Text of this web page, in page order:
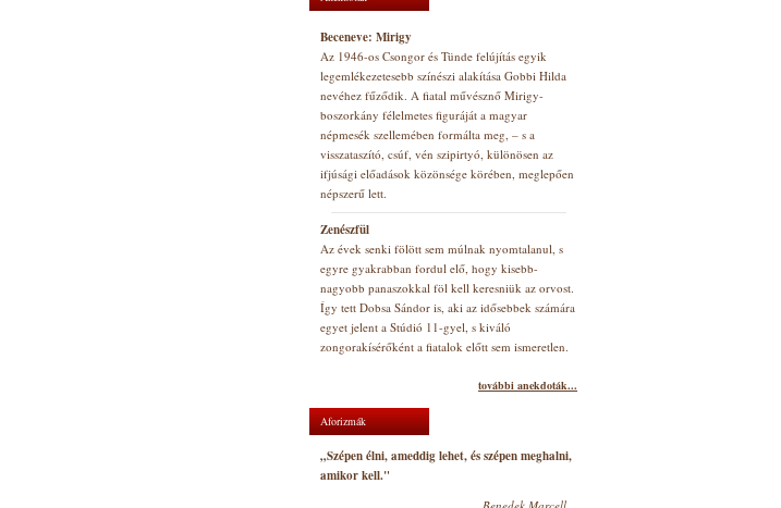
Beceneve: Mirigy
Az 1946-os Csongor és Tünde felújítás egyik
legemlékezetesebb színészi alakítása Gobbi Hilda
nevéhez fűződik. A fiatal művésznő Mirigy-
boszorkány félelmetes figuráját a magyar
népmesék szellemében formálta meg, – s a
visszataszító, csúf, vén szipirtyó, különösen az
ifjúsági előadások közönsége körében, meglepően
népszerű lett.
Zenészfül
Az évek senki fölött sem múlnak nyomtalanul, s
egyre gyakrabban fordul elő, hogy kisebb-
nagyobb panaszokkal föl kell keresniük az orvost.
Így tett Dobsa Sándor is, aki az idősebbek számára
egyet jelent a Stúdió 11-gyel, s kiváló
zongorakísérőként a fiatalok előtt sem ismeretlen.
további anekdoták...
Aforizmák
„Szépen élni, ameddig lehet, és szépen meghalni,
amikor kell."